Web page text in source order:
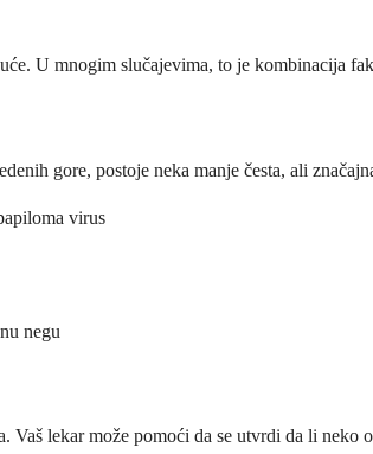
U mnogim slučajevima, to je kombinacija
gore, postoje neka manje česta, ali
virus
negu
Vaš lekar može pomoći da se utvrdi da li